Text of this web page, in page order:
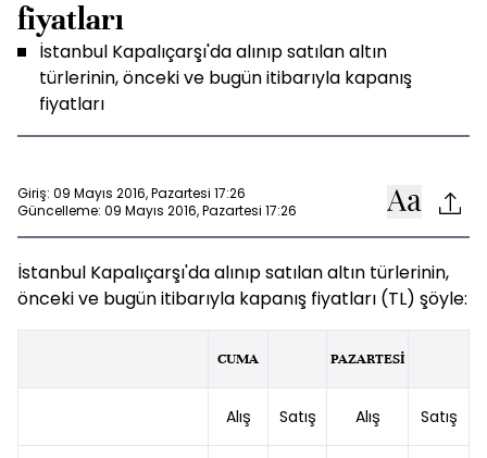
fiyatları
İstanbul Kapalıçarşı'da alınıp satılan altın
türlerinin, önceki ve bugün itibarıyla kapanış
fiyatları
Giriş: 09 Mayıs 2016, Pazartesi 17:26
Güncelleme: 09 Mayıs 2016, Pazartesi 17:26
İstanbul Kapalıçarşı'da alınıp satılan altın türlerinin,
önceki ve bugün itibarıyla kapanış fiyatları (TL) şöyle:
CUMA PAZARTESİ
Alış Satış Alış Satış